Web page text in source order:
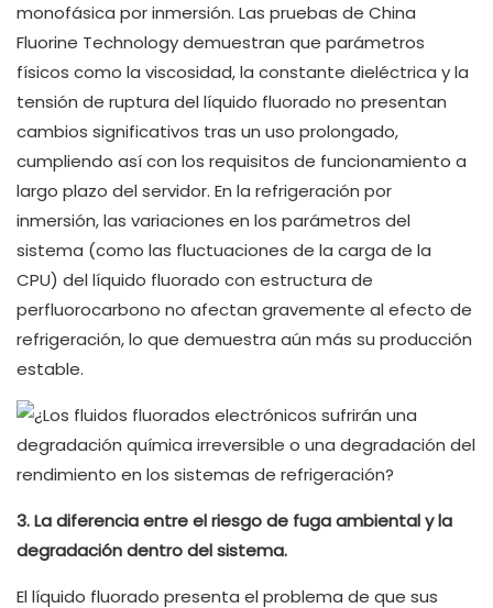
monofásica por inmersión. Las pruebas de China
Fluorine Technology demuestran que parámetros
físicos como la viscosidad, la constante dieléctrica y la
tensión de ruptura del líquido fluorado no presentan
cambios significativos tras un uso prolongado,
cumpliendo así con los requisitos de funcionamiento a
largo plazo del servidor. En la refrigeración por
inmersión, las variaciones en los parámetros del
sistema (como las fluctuaciones de la carga de la
CPU) del líquido fluorado con estructura de
perfluorocarbono no afectan gravemente al efecto de
refrigeración, lo que demuestra aún más su producción
estable.
3. La diferencia entre el riesgo de fuga ambiental y la
degradación dentro del sistema.
El líquido fluorado presenta el problema de que sus